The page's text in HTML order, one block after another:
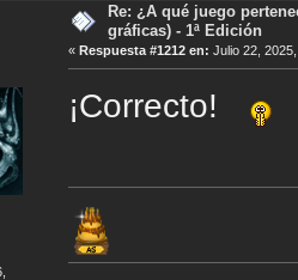
Re: ¿A qué juego
gráficas) - 1ª Edición
«Respuesta #1212 en: Julio 22,
¡Correcto!